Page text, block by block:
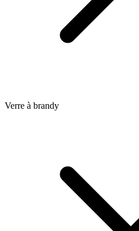
Verre à brandy